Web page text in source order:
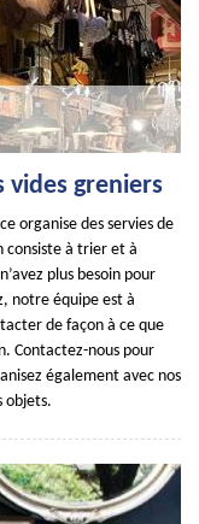
vides greniers
organise des servies de
consiste à trier et à
plus besoin pour
notre équipe est à
de façon à ce que
Contactez-nous pour
également avec nos
objets.